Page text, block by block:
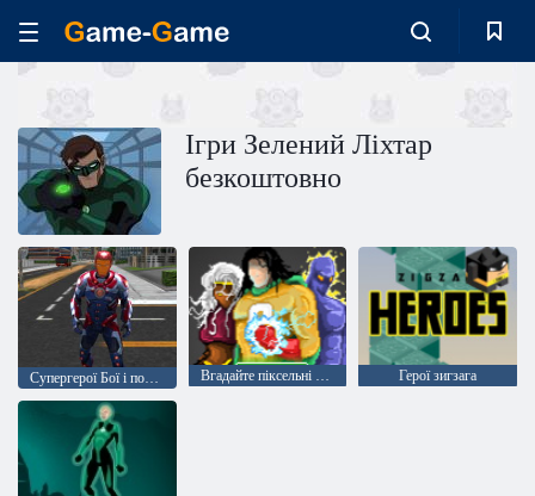
Ігри Зелений Ліхтар
безкоштовно
Супергерої Бої і польоти Вгадайте піксельні комікси Герої зигзага